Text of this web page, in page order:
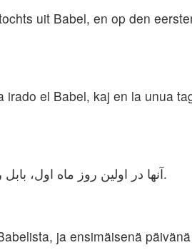
uit Babel, en op den
el Babel, kaj en la unua
آنها در اولین روز ماه اول، بابل را ترک کردند و با یاری خدا در روز اول ماه پنجم وارد اورشلیم شدند.
ja ensimäisenä